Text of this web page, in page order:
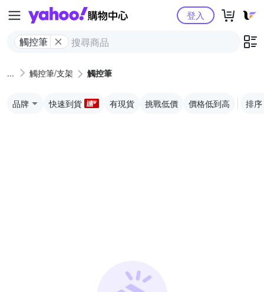
Yahoo購物中心
觸控筆
登入
觸控筆/支架 觸控筆
品牌 快速到貨 有現貨 挑戰低價 價格低到高 排序